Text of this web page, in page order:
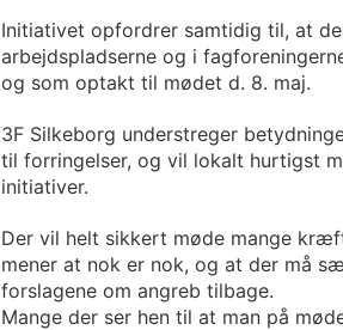
Initiativet opfordrer samtidig til, at
arbejdspladserne og i
og som optakt til mødet d. 8. maj.
3F Silkeborg understreger
til forringelser, og vil lokalt hurtigst
initiativer.
Der vil helt sikkert møde mange
mener at nok er nok, og at der må
forslagene om angreb tilbage.
Mange der ser hen til at man på